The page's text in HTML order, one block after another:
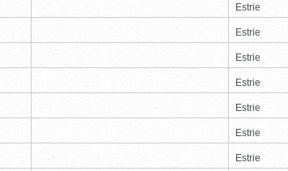
Estrie
Estrie
Estrie
Estrie
Estrie
Estrie
Estrie